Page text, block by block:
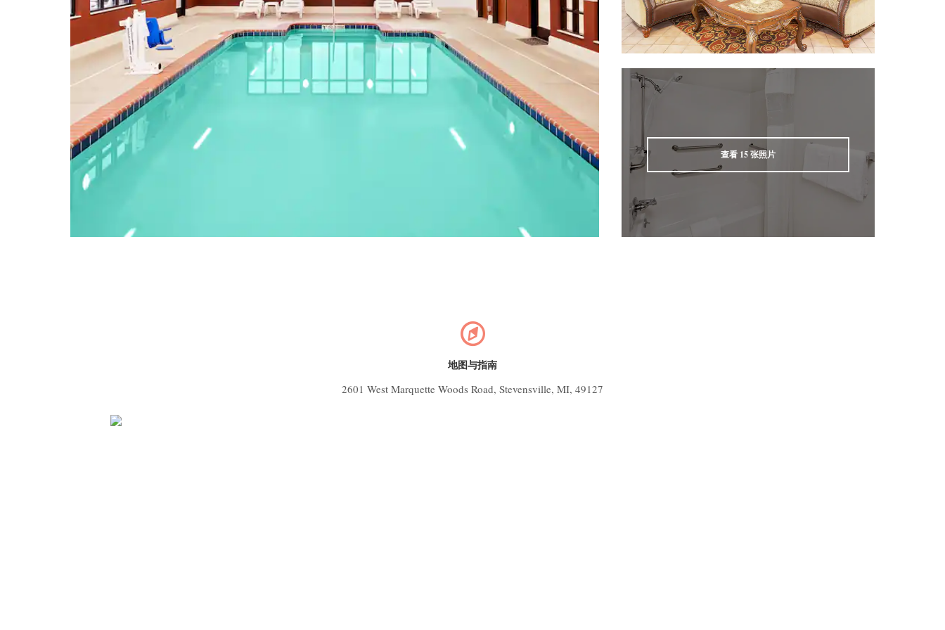
查看 15张照片
地图与指南
2601 West Marquette Woods Road, Stevensville, MI, 49127